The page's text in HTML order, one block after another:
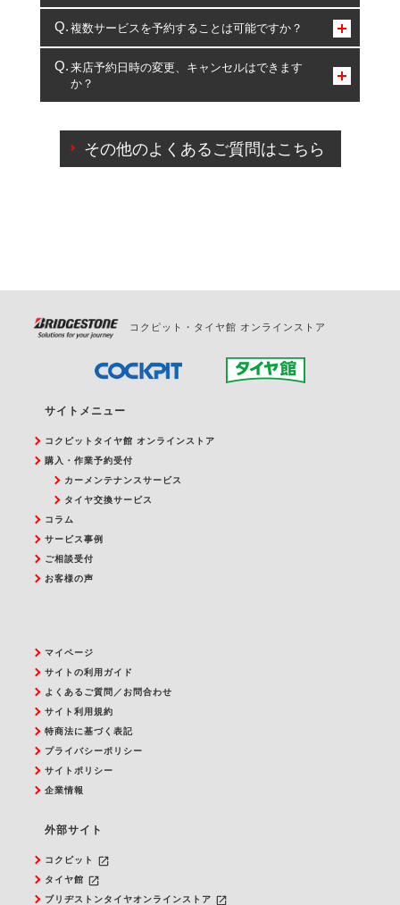
コクピット・タイヤ館のみとなります。
複数サービスを予約することは可能ですか？
複数サービスのご予約は可能です。
一部の商品・サービスの組み合わせに限り、同時にご予約が
出来ないものもございます。
来店予約日時の変更、キャンセルはできます
か？
ご来店予約日の3営業日前を過ぎている場合のご予約
の日時変更につきましては、直接ご予約の店舗まで
その他のよくあるご質問はこちら
コクピット・タイヤ館 オンラインストア
サイトメニュー
コクピットタイヤ館 オンラインストア
購入・作業予約受付
カーメンテナンスサービス
タイヤ交換サービス
コラム
サービス事例
ご相談受付
お客様の声
マイページ
サイトの利用ガイド
よくあるご質問／お問合わせ
サイト利用規約
特商法に基づく表記
プライバシーポリシー
サイトポリシー
企業情報
外部サイト
コクピット launch
タイヤ館 launch
ブリヂストンタイヤオンラインストア launch